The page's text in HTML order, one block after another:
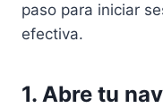
paso para iniciar
efectiva.
1. Abre tu